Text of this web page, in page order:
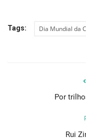
Tags: Dia Mundial da
Por
Rui